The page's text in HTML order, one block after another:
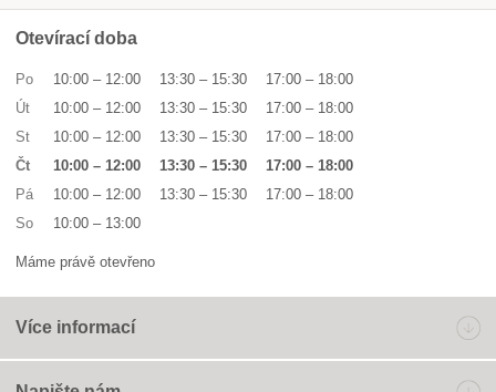
Otevírací doba
Po 10:00 – 12:00 13:30 – 15:30 17:00 – 18:00
Út
10:00 – 12:00 13:30 – 15:30 17:00 – 18:00
St
10:00 – 12:00 13:30 – 15:30 17:00 – 18:00
Čt
10:00 – 12:00 13:30 – 15:30 17:00 – 18:00
Pá
10:00 – 12:00 13:30 – 15:30 17:00 – 18:00
So
10:00 – 13:00
Máme právě otevřeno
Více informací